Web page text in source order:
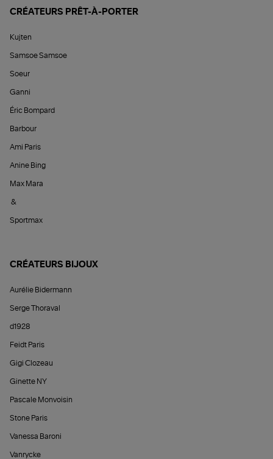
CRÉATEURS PRÊT-À-PORTER
Kujten
Samsoe Samsoe
Soeur
Ganni
Éric Bompard
Barbour
Ami Paris
Anine Bing
Max Mara
&
Sportmax
CRÉATEURS BIJOUX
Aurélie Bidermann
Serge Thoraval
d1928
Feidt Paris
Gigi Clozeau
Ginette NY
Pascale Monvoisin
Stone Paris
Vanessa Baroni
Vanrycke